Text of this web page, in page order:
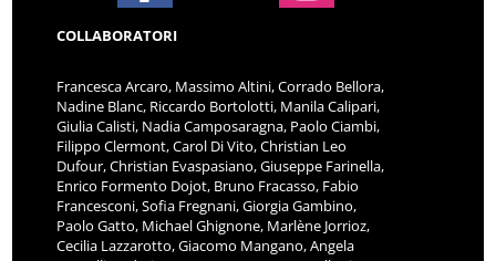
COLLABORATORI
Francesca Arcaro, Massimo Altini, Corrado Bellora,
Nadine Blanc, Riccardo Bortolotti, Manila Calipari,
Giulia Calisti, Nadia Camposaragna, Paolo Ciambi,
Filippo Clermont, Carol Di Vito, Christian Leo
Dufour, Christian Evaspasiano, Giuseppe Farinella,
Enrico Formento Dojot, Bruno Fracasso, Fabio
Francesconi, Sofia Fregnani, Giorgia Gambino,
Paolo Gatto, Michael Ghignone, Marlène Jorrioz,
Cecilia Lazzarotto, Giacomo Mangano, Angela